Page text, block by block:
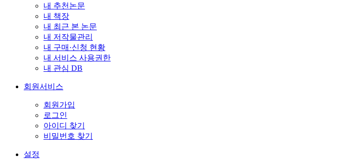
내 추천논문
내 책장
내 최근 본 논문
내 저작물관리
내 구매·신청 현황
내 서비스 사용권한
내 관심 DB
회원서비스
회원가입
로그인
아이디 찾기
비밀번호 찾기
설정